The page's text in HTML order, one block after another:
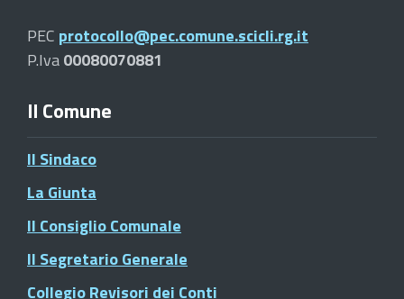
PEC protocollo@pec.comune.scicli.rg.it
P.Iva00080070881
Il Comune
Il Sindaco
La Giunta
Il Consiglio Comunale
Il Segretario Generale
Collegio Revisori dei Conti